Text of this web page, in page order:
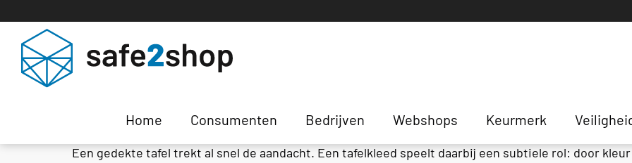
Home Consumenten Bedrijven Webshops Keurmerk
Tafelkleed van de Action
Een gedekte tafel trekt al snel de aandacht. Een tafelkleed speelt daarbij een subtiele rol: door